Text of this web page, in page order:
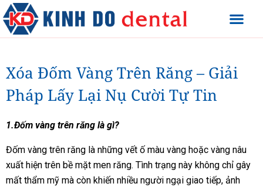
Xóa Đốm Vàng Trên Răng – Giải
Pháp Lấy Lại Nụ Cười Tự Tin
1.Đốm vàng trên răng là gì?
Đốm vàng trên răng là những vết ố màu vàng hoặc vàng nâu
xuất hiện trên bề mặt men răng. Tình trạng này không chỉ gây
mất thẩm mỹ mà còn khiến nhiều người ngại giao tiếp, ảnh